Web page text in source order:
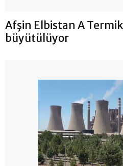
Afşin Elbistan A
büyütülüyor